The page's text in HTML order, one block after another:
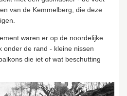
van de Kemmelberg, die deze
waren er op de noordelijke
onder de rand - kleine nissen
die iet of wat beschutting